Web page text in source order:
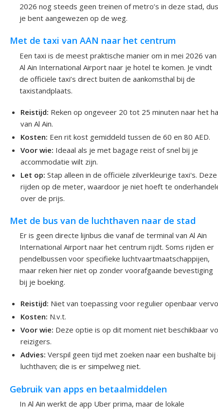
2026 nog steeds geen treinen of metro’s in deze stad, dus
je bent aangewezen op de weg.
Met de taxi van AAN naar het centrum
Een taxi is de meest praktische manier om in mei 2026 van
Al Ain International Airport naar je hotel te komen. Je vindt
de officiële taxi’s direct buiten de aankomsthal bij de
taxistandplaats.
Reistijd: Reken op ongeveer 20 tot 25 minuten naar het
van Al Ain.
Kosten: Een rit kost gemiddeld tussen de 60 en 80 AED.
Voor wie: Ideaal als je met bagage reist of snel bij je
accommodatie wilt zijn.
Let op: Stap alleen in de officiële zilverkleurige taxi's. Deze
rijden op de meter, waardoor je niet hoeft te
over de prijs.
Met de bus van de luchthaven naar de stad
Er is geen directe lijnbus die vanaf de terminal van Al Ain
International Airport naar het centrum rijdt. Soms rijden er
pendelbussen voor specifieke luchtvaartmaatschappijen,
maar reken hier niet op zonder voorafgaande bevestiging
bij je boeking.
Reistijd: Niet van toepassing voor regulier openbaar
Kosten: N.v.t.
Voor wie: Deze optie is op dit moment niet beschikbaar
reizigers.
Advies: Verspil geen tijd met zoeken naar een bushalte bij
luchthaven; die is er simpelweg niet.
Gebruik van apps en betaalmiddelen
In Al Ain werkt de app Uber prima, maar de lokale